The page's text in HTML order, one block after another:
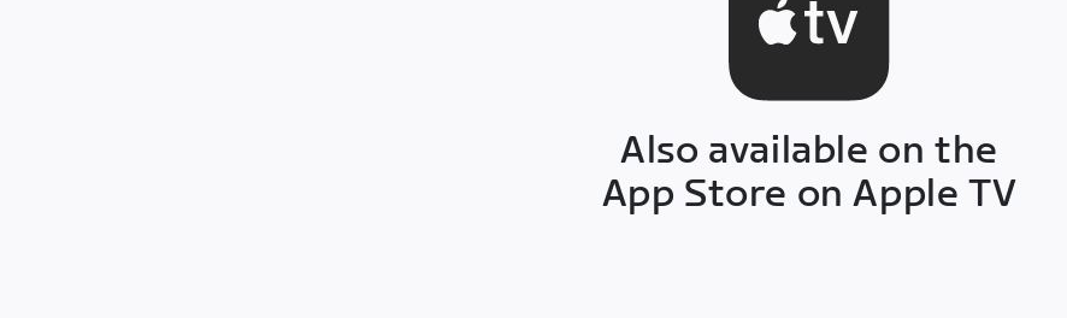
Also available on the
App Store on Apple TV